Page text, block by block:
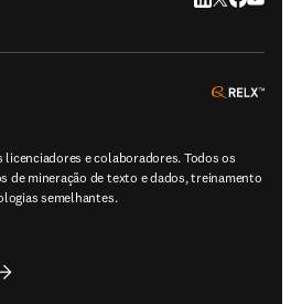
e colaboradores. Todos os
de mineração de texto e dados, treinamento
semelhantes.